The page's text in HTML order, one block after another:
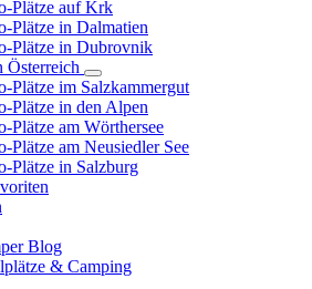
Plätze auf Krk
Plätze in Dalmatien
Plätze in Dubrovnik
Österreich
Plätze im Salzkammergut
Plätze in den Alpen
Plätze am Wörthersee
Plätze am Neusiedler See
Plätze in Salzburg
Blog
& Camping